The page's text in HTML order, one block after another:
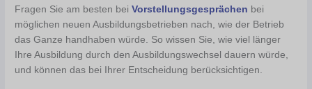
Fragen Sie am besten beiVorstellungsgesprächen bei
möglichen neuen Ausbildungsbetrieben nach, wie der Betrieb
das Ganze handhaben würde. So wissen Sie, wie viel länger
Ihre Ausbildung durch den Ausbildungswechsel dauern würde,
und können das bei Ihrer Entscheidung berücksichtigen.